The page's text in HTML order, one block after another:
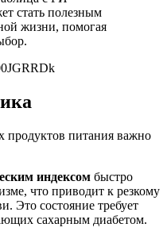
стать полезным
жизни, помогая
продуктов питания важно
индексом быстро
что приводит к резкому
Это состояние требует
сахарным диабетом.